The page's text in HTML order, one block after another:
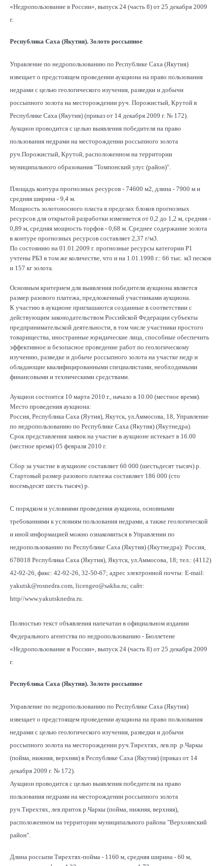
«Недропользование в России», выпуск 24 (часть 8) от 25 декабря 2009
г.
Республика Саха (Якутия). Золото россыпное
Управление по недропользованию по Республике Саха (Якутия)
извещает о предстоящем проведении аукциона на право пользования
недрами с целью геологического изучения, разведки и добычи
россыпного золота на месторождении руч. Порожистый, Крутой в
Республике Саха (Якутия) (приказ от 14 декабря 2009 г. № 172).
Аукцион проводится с целью выявления победителя на право
пользования недрами на месторождении россыпного золота
руч.Порожистый, Крутой, расположенном на территории
муниципального образования "Томпонский улус (район)".
Площадь контура прогнозных ресурсов - 74600 м2, длина - 7900 м и
средняя ширина - 9,4 м.
Мощность золотоносного пласта в пределах блоков прогнозных
ресурсов для открытой разработки изменяется от 0,2 до 1,2 м, средняя -
0,89 м, средняя мощность торфов - 0,68 м. Среднее содержание золота
в контуре прогнозных ресурсов составляет 2,37 г/м3.
По состоянию на 01.01.2009 г. прогнозные ресурсы категории Р1
учтены РБЗ в том же количестве, что и на 1.01.1998 г.: 66 тыс. м3 песков
и 157 кг золота.
Основным критерием для выявления победителя аукциона является
размер разового платежа, предложенный участниками аукциона.
К участию в аукционе приглашаются созданные в соответствии с
действующим законодательством Российской Федерации субъекты
предпринимательской деятельности, в том числе участники простого
товарищества, иностранные юридические лица, способные обеспечить
эффективное и безопасное проведение работ по геологическому
изучению, разведке и добыче россыпного золота на участке недр и
обладающие квалифицированными специалистами, необходимыми
финансовыми и техническими средствами.
Аукцион состоится 10 марта 2010 г., начало в 10.00 (местное время).
Место проведения аукциона:
Россия, Республика Саха (Яутия), Якутск, ул.Аммосова, 18, Управление
по недропользованию по Республике Саха (Якутия) (Якутнедра).
Срок представления заявок на участие в аукционе истекает в 16.00
(местное время) 05 февраля 2010 г.
Сбор за участие в аукционе составляет 60 000 (шестьдесят тысяч) р.
Стартовый размер разового платежа составляет 186 000 (сто
восемьдесят шесть тысяч) р.
С порядком и условиями проведения аукциона, основными
требованиями к условиям пользования недрами, а также геологической
и иной информацией можно ознакомиться в Управлении по
недропользованию по Республике Саха (Якутия) (Якутнедра): Россия,
678018 Республика Саха (Якутия), Якутск, ул.Аммосова, 18; тел.: (4112)
42-92-26, факс: 42-92-26, 32-50-67; адрес электронной почты: Е-mail:
yakutsk@rosnedra.com, licengeo@sakha.ru; сайт:
http//www.yakutsknedra.ru.
Полностью текст объявления напечатан в официальном издании
Федерального агентства по недропользованию - Бюллетене
«Недропользование в России», выпуск 24 (часть 8) от 25 декабря 2009
г.
Республика Саха (Якутия). Золото россыпное
Управление по недропользованию по Республике Саха (Якутия)
извещает о предстоящем проведении аукциона на право пользования
недрами с целью геологического изучения, разведки и добычи
россыпного золота на месторождении руч.Тирехтях, лев.пр .р.Чаркы
(пойма, нижняя, верхняя) в Республике Саха (Якутия) (приказ от 14
декабря 2009 г. № 172).
Аукцион проводится с целью выявления победителя на право
пользования недрами на месторождении россыпного золота
руч.Тирехтях, лев.приток р.Чаркы (пойма, нижняя, верхняя),
расположенном на территории муниципального района "Верхоянский
район".
Длина россыпи Тирехтях-пойма - 1160 м, средняя ширина - 60 м,